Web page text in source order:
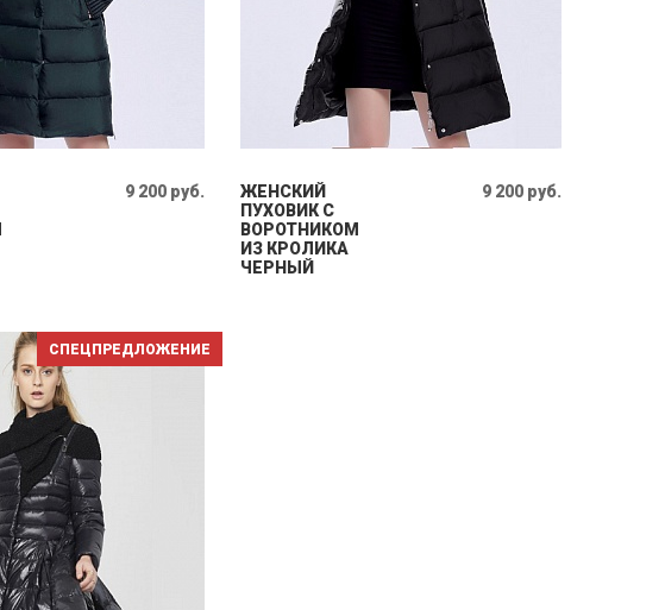
9 200 руб.
ЖЕНСКИЙ
ПУХОВИК С
ВОРОТНИКОМ
ИЗ КРОЛИКА
ЧЕРНЫЙ
9 200 руб.
СПЕЦПРЕДЛОЖЕНИЕ